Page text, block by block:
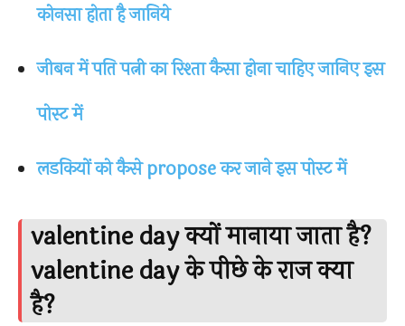
कोनसा होता है जानिये
जीबन में पति पत्नी का रिश्ता कैसा होना चाहिए जानिए इस
पोस्ट में
लडकियों को कैसे propose कर जाने इस पोस्ट में
valentine day क्यों मानाया जाता है?
valentine day के पीछे के राज क्या
है?